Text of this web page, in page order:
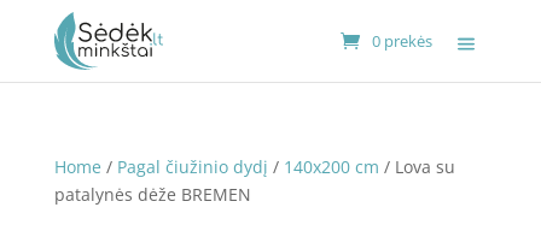
0 prekės
Home / Pagal čiužinio dydį / 140x200 cm / Lova su
patalynės dėže BREMEN